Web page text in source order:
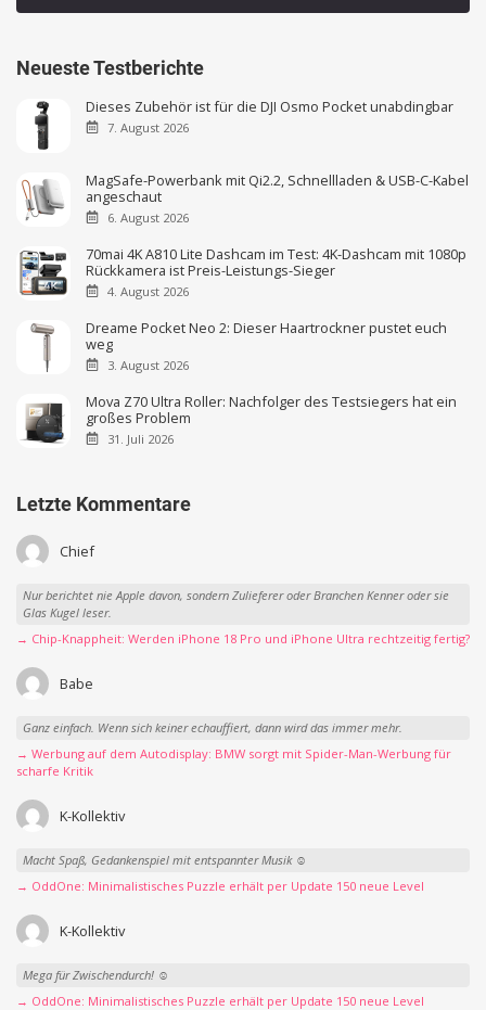
Neueste Testberichte
Dieses Zubehör ist für die DJI Osmo Pocket unabdingbar
7. August 2026
MagSafe-Powerbank mit Qi2.2, Schnellladen & USB-C-Kabel
angeschaut
6. August 2026
70mai 4K A810 Lite Dashcam im Test: 4K-Dashcam mit 1080p
Rückkamera ist Preis-Leistungs-Sieger
4. August 2026
Dreame Pocket Neo 2: Dieser Haartrockner pustet euch
weg
3. August 2026
Mova Z70 Ultra Roller: Nachfolger des Testsiegers hat ein
großes Problem
31. Juli 2026
Letzte Kommentare
Chief
Nur berichtet nie Apple davon, sondern Zulieferer oder Branchen Kenner oder sie
Glas Kugel leser.
→ Chip-Knappheit: Werden iPhone 18 Pro und iPhone Ultra rechtzeitig fertig?
Babe
Ganz einfach. Wenn sich keiner echauffiert, dann wird das immer mehr.
→ Werbung auf dem Autodisplay: BMW sorgt mit Spider-Man-Werbung für
scharfe Kritik
K-Kollektiv
Macht Spaß, Gedankenspiel mit entspannter Musik ☺️
→ OddOne: Minimalistisches Puzzle erhält per Update 150 neue Level
K-Kollektiv
Mega für Zwischendurch! ☺️
→ OddOne: Minimalistisches Puzzle erhält per Update 150 neue Level